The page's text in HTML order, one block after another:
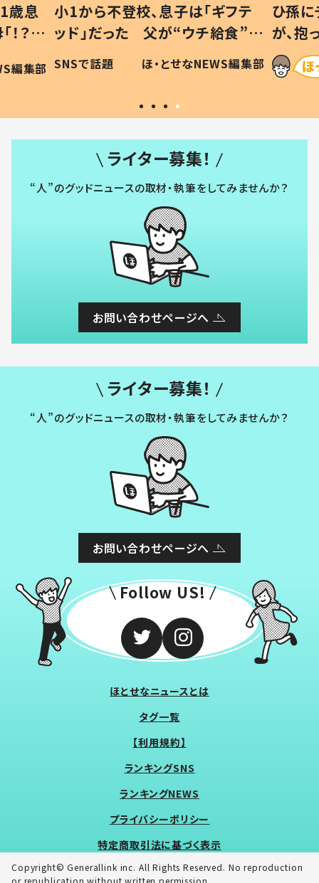
フテ
食”を
編集部
ひ孫にデレデレな80歳じいじ
が、抱っこすると…ひ孫の反応に
「涙が出ました」「可愛くて仕方な
い」
ほ・とせなNEWS編集部
ライター募集！
“人”のグッドニュースの取材・執筆をしてみませんか？
お問い合わせページへ
ライター募集！
“人”のグッドニュースの取材・執筆をしてみませんか？
お問い合わせページへ
Follow US!
ほとせなニュースとは
タグ一覧
【利用規約】
ランキングSNS
ランキングNEWS
プライバシーポリシー
特定商取引法に基づく表示
Copyright© Generallink inc. All Rights Reserved. No reproduction
or republication without written permission.